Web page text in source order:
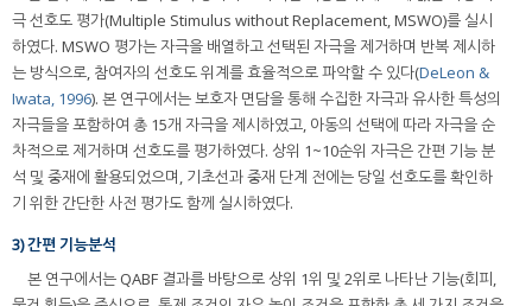
극 선호도 평가(Multiple Stimulus without Replacement, MSWO)를 실시
하였다. MSWO 평가는 자극을 배열하고 선택된 자극을 제거하며 반복 제시하
는 방식으로, 참여자의 선호도 위계를 효율적으로 파악할 수 있다(DeLeon &
Iwata, 1996). 본 연구에서는 보호자 면담을 통해 수집한 자극과 유사한 특성의
자극들을 포함하여 총 15개 자극을 제시하였고, 아동의 선택에 따라 자극을 순
차적으로 제거하며 선호도를 평가하였다. 상위 1~10순위 자극은 간편 기능 분
석 및 중재에 활용되었으며, 기초선과 중재 단계 전에는 당일 선호도를 확인하
기 위한 간단한 사전 평가도 함께 실시하였다.
3) 간편 기능분석
본 연구에서는 QABF 결과를 바탕으로 상위 1위 및 2위로 나타난 기능(회피,